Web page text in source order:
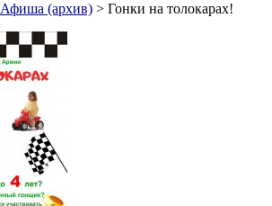
Афиша (архив) > Гонки на толокарах!